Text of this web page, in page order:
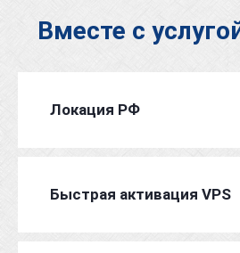
Вместе с
Локация РФ
Быстрая активация VPS